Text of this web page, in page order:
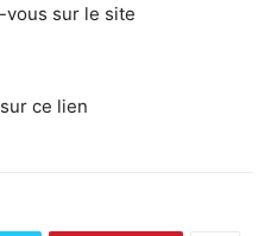
vous sur le site
ce lien